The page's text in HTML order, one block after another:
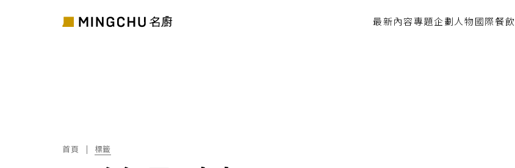
最新內容 專題企劃 人物 國際餐飲
首頁 標籤